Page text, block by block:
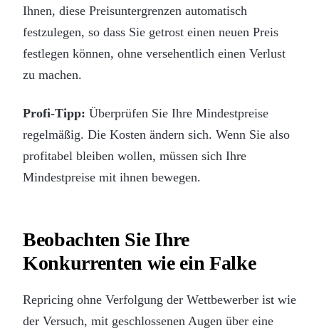
Ihnen, diese Preisuntergrenzen automatisch
festzulegen, so dass Sie getrost einen neuen Preis
festlegen können, ohne versehentlich einen Verlust
zu machen.
Profi-Tipp: Überprüfen Sie Ihre Mindestpreise
regelmäßig. Die Kosten ändern sich. Wenn Sie also
profitabel bleiben wollen, müssen sich Ihre
Mindestpreise mit ihnen bewegen.
Beobachten Sie Ihre
Konkurrenten wie ein Falke
Repricing ohne Verfolgung der Wettbewerber ist wie
der Versuch, mit geschlossenen Augen über eine